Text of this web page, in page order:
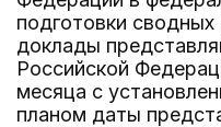
подготовки
доклады
Российской
месяца с
планом даты